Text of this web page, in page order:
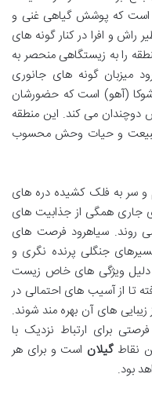
است که پوشش گیاهی غنی و
و افرا در کنار گونه های
را به زیستگاهی منحصر به
میزبان گونه های جانوری
(آهو) است که حضورشان
می کند. این منطقه
طبیعت و حیات وحش محسوب
سر به فلک کشیده دره های
جاری همگی از جذابیت های
روند. سیاهرود فرصت های
جنگلی پرنده نگری و
دلیل ویژگی های خاص زیست
تا از آسیب های احتمالی در
زیبایی های آن بهره مند شوند.
برای ارتباط نزدیک با
نقاطگیلان است و برای هر
بود.